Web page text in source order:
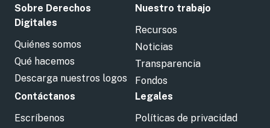
Sobre Derechos
Digitales
Quiénes somos
Qué hacemos
Descarga nuestros logos
Nuestro trabajo
Recursos
Noticias
Transparencia
Fondos
Contáctanos
Escríbenos
Legales
Políticas de privacidad